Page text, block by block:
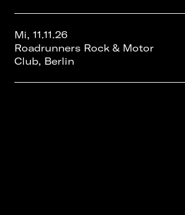
Mi, 11.11.26
Roadrunners Rock & Motor
Club, Berlin